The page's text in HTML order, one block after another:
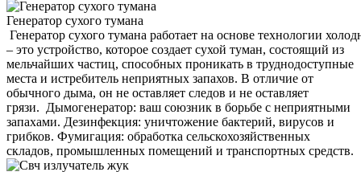
Генератор сухого тумана
Генератор сухого тумана работает на основе технологии
– это устройство, которое создает сухой туман, состоящий из
мельчайших частиц, способных проникать в труднодоступные
места и истребитель неприятных запахов. В отличие от
обычного дыма, он не оставляет следов и не оставляет
грязи. Дымогенератор: ваш союзник в борьбе с неприятными
запахами. Дезинфекция: уничтожение бактерий, вирусов и
грибков. Фумигация: обработка сельскохозяйственных
складов, промышленных помещений и транспортных средств.